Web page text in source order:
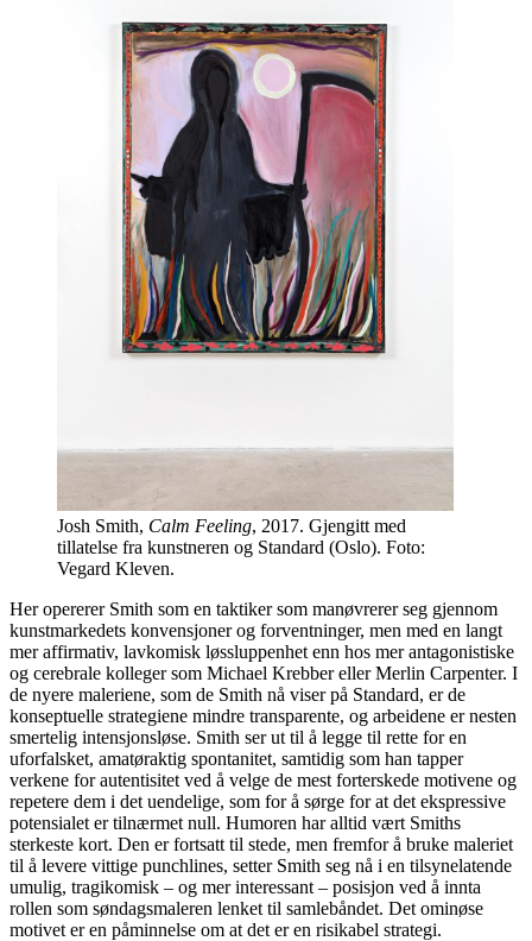
Josh Smith, Calm Feeling, 2017. Gjengitt med
tillatelse fra kunstneren og Standard (Oslo). Foto:
Vegard Kleven.
Her opererer Smith som en taktiker som manøvrerer seg gjennom
kunstmarkedets konvensjoner og forventninger, men med en langt
mer affirmativ, lavkomisk løssluppenhet enn hos mer antagonistiske
og cerebrale kolleger som Michael Krebber eller Merlin Carpenter. I
de nyere maleriene, som de Smith nå viser på Standard, er de
konseptuelle strategiene mindre transparente, og arbeidene er nesten
smertelig intensjonsløse. Smith ser ut til å legge til rette for en
uforfalsket, amatøraktig spontanitet, samtidig som han tapper
verkene for autentisitet ved å velge de mest forterskede motivene og
repetere dem i det uendelige, som for å sørge for at det ekspressive
potensialet er tilnærmet null. Humoren har alltid vært Smiths
sterkeste kort. Den er fortsatt til stede, men fremfor å bruke maleriet
til å levere vittige punchlines, setter Smith seg nå i en tilsynelatende
umulig, tragikomisk – og mer interessant – posisjon ved å innta
rollen som søndagsmaleren lenket til samlebåndet. Det ominøse
motivet er en påminnelse om at det er en risikabel strategi.